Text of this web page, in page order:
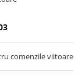
comenzile viitoare